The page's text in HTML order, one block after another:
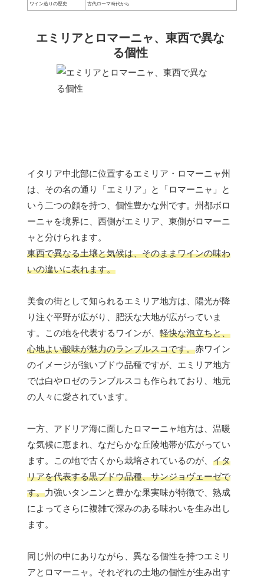
ワイン造りの歴史 古代ローマ時代から
エミリアとロマーニャ、東西で異な
る個性
イタリア中北部に位置するエミリア・ロマーニャ州
は、その名の通り「エミリア」と「ロマーニャ」と
いう二つの顔を持つ、個性豊かな州です。州都ボロ
ーニャを境界に、西側がエミリア、東側がロマーニ
ャと分けられます。
東西で異なる土壌と気候は、そのままワインの味わ
いの違いに表れます。
美食の街として知られるエミリア地方は、陽光が降
り注ぐ平野が広がり、肥沃な大地が広がっていま
す。この地を代表するワインが、 軽快な泡立ちと、
心地よい酸味が魅力のランブルスコです。赤ワイン
のイメージが強いブドウ品種ですが、エミリア地方
では白やロゼのランブルスコも作られており、地元
の人々に愛されています。
一方、アドリア海に面したロマーニャ地方は、温暖
な気候に恵まれ、なだらかな丘陵地帯が広がってい
ます。この地で古くから栽培されているのが、 イタ
リアを代表する黒ブドウ品種、サンジョヴェーゼで
す。力強いタンニンと豊かな果実味が特徴で、熟成
によってさらに複雑で深みのある味わいを生み出し
ます。
同じ州の中にありながら、異なる個性を持つエミリ
アとロマーニャ。それぞれの土地の個性が生み出す